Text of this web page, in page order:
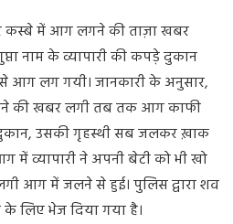
कस्बेमेंआगलगनेकीताज़ाखबर
नामकेव्यापारीकीकपड़ेदुकान
आगलगगयी।जानकारीकेअनुसार,
कीखबरलगीतबतकआगकाफी
,उसकीगृहस्थीसबजलकरख़ाक
मेंव्यापारीनेअपनीबेटीकोभीखो
आगमेंजलनेसेहुई।पुलिसद्वाराशव
केलिएभेजदियागयाहै।